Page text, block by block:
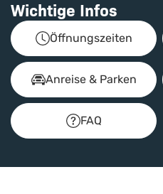
Wichtige Infos
Öffnungszeiten
Anreise & Parken
FAQ